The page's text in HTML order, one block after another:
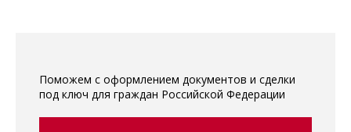
Поможем с оформлением документов и сделки
под ключ для граждан Российской Федерации